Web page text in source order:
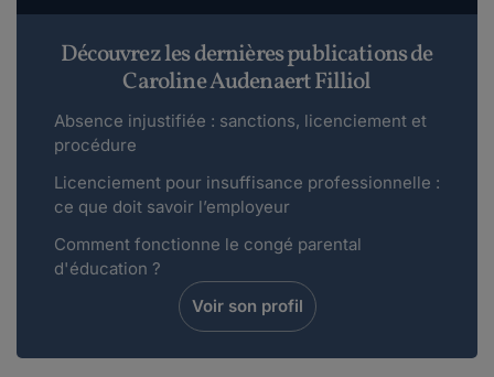
Découvrez les dernières publications de
Caroline Audenaert Filliol
Absence injustifiée : sanctions, licenciement et
procédure
Licenciement pour insuffisance professionnelle :
ce que doit savoir l’employeur
Comment fonctionne le congé parental
d'éducation ?
Voir son profil